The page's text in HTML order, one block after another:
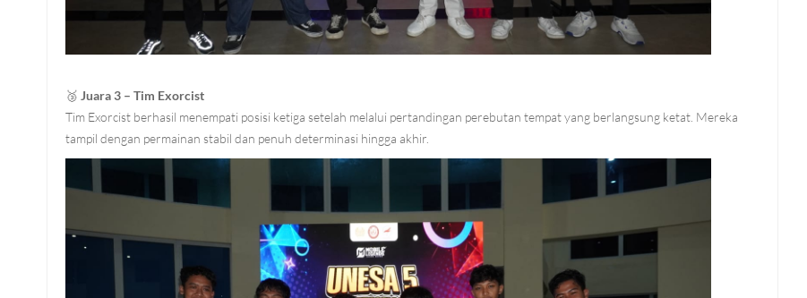
🥉 Juara 3 – Tim Exorcist
Tim Exorcist berhasil menempati posisi ketiga setelah melalui pertandingan perebutan tempat yang berlangsung ketat. Mereka
tampil dengan permainan stabil dan penuh determinasi hingga akhir.